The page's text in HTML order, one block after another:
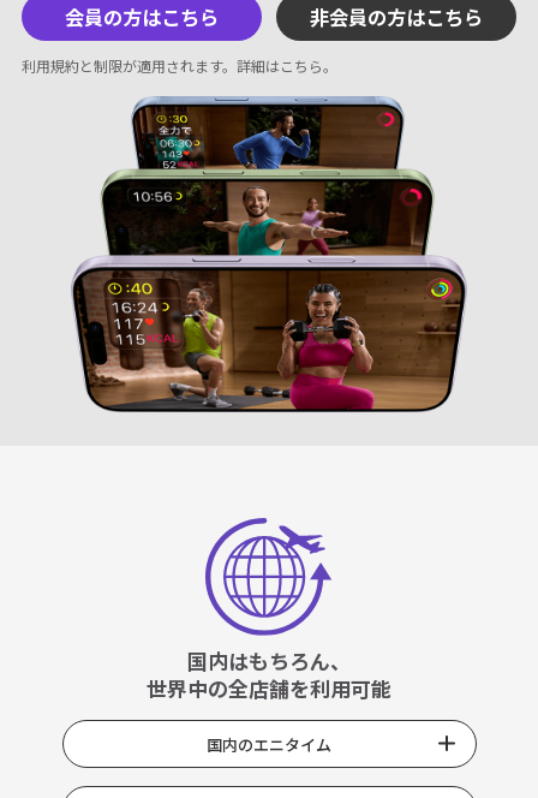
会員の方はこちら 非会員の方はこちら
利用規約と制限が適用されます。 詳細はこちら。
国内はもちろん、
世界中の全店舗を利用可能
国内のエニタイム